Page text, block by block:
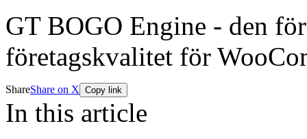
GT BOGO Engine - den
företagskvalitet för
ShareShare on X Copy link
In this article